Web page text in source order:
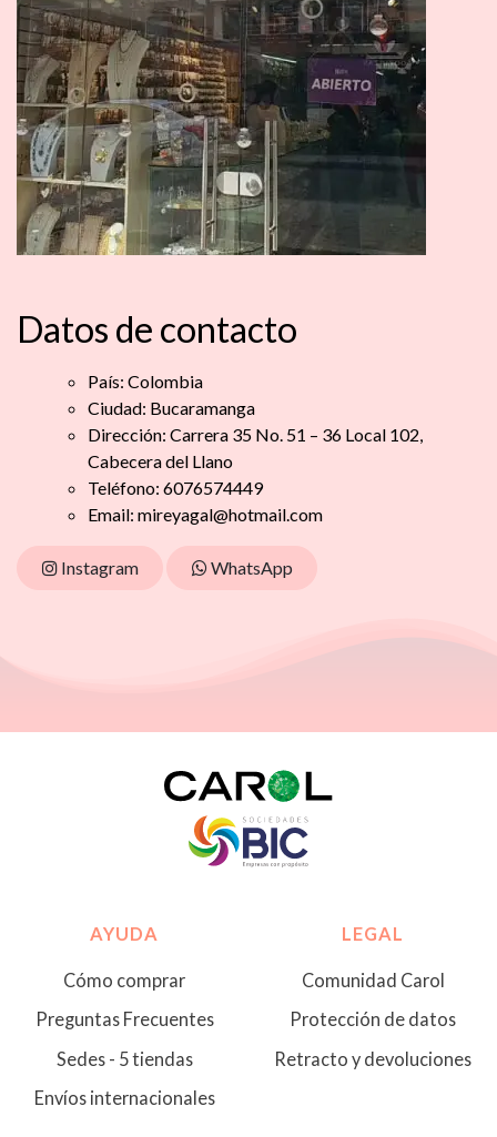
Datos de contacto
País: Colombia
Ciudad: Bucaramanga
Dirección: Carrera 35 No. 51 – 36 Local 102,
Cabecera del Llano
Teléfono: 6076574449
Email: mireyagal@hotmail.com
Instagram WhatsApp
AYUDA
Cómo comprar
Preguntas Frecuentes
Sedes - 5 tiendas
Envíos internacionales
LEGAL
Comunidad Carol
Protección de datos
Retracto y devoluciones